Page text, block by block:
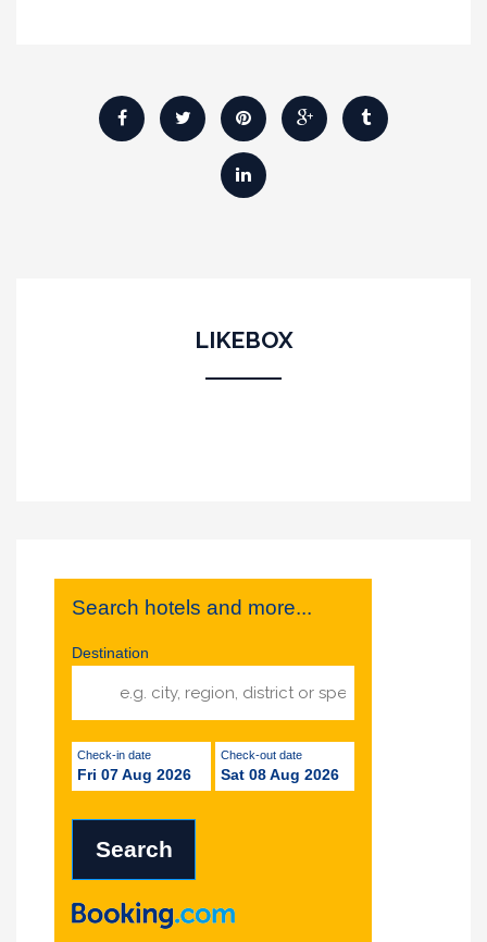
LIKEBOX
Search hotels and more...
Destination
Check-in date
Fri 07 Aug 2026
Check-out date
Sat 08 Aug 2026